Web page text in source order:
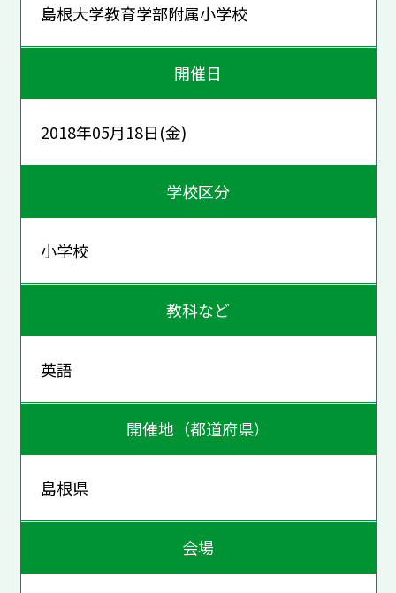
島根大学教育学部附属小学校
開催日
2018年05月18日(金)
学校区分
小学校
教科など
英語
開催地（都道府県）
島根県
会場